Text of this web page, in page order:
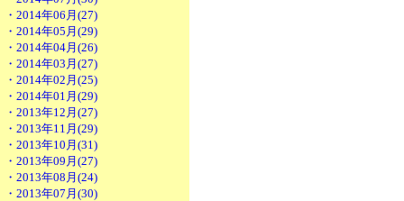
・2014年06月(27)
・2014年05月(29)
・2014年04月(26)
・2014年03月(27)
・2014年02月(25)
・2014年01月(29)
・2013年12月(27)
・2013年11月(29)
・2013年10月(31)
・2013年09月(27)
・2013年08月(24)
・2013年07月(30)